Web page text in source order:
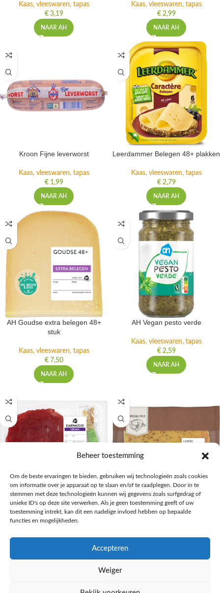
Beheer toestemming
Om de beste ervaringen te bieden, gebruiken wij technologieën zoals cookies
om informatie over je apparaat op te slaan en/of te raadplegen. Door in te
stemmen met deze technologieën kunnen wij gegevens zoals surfgedrag of
unieke ID's op deze site verwerken. Als je geen toestemming geeft of uw
toestemming intrekt, kan dit een nadelige invloed hebben op bepaalde
functies en mogelijkheden.
Accepteren
Weiger
Kaas, vleeswaren, tapas
€3,19
NAAR AH
Kaas, vleeswaren, tapas
€2,99
NAAR AH
Kroon Fijne leverworst
Kaas, vleeswaren, tapas
€1,99
NAAR AH
Leerdammer Belegen 48+ plakken
Kaas, vleeswaren, tapas
€2,79
NAAR AH
AH Goudse extra belegen 48+
stuk
Kaas, vleeswaren, tapas
€7,50
NAAR AH
AH Vegan pesto verde
Kaas, vleeswaren, tapas
€2,59
NAAR AH
AH Greenfields Carpaccio teriyaki
Kaas, vleeswaren, tapas
AH Leidse kanter 40+ plakken